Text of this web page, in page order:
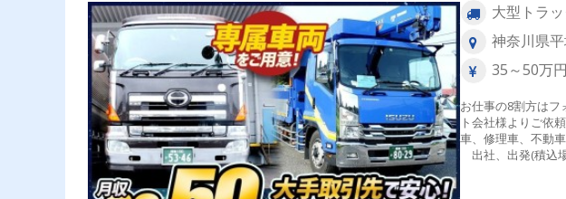
大型トラ
神奈川県
35～50万円
お仕事の8割方はフ
ト会社様よりご依
車、修理車、不動
出社、出発(積込